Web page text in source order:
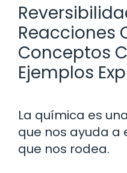
Reacciones
Conceptos
Ejemplos
La química es
que nos ayuda a
que nos rodea.